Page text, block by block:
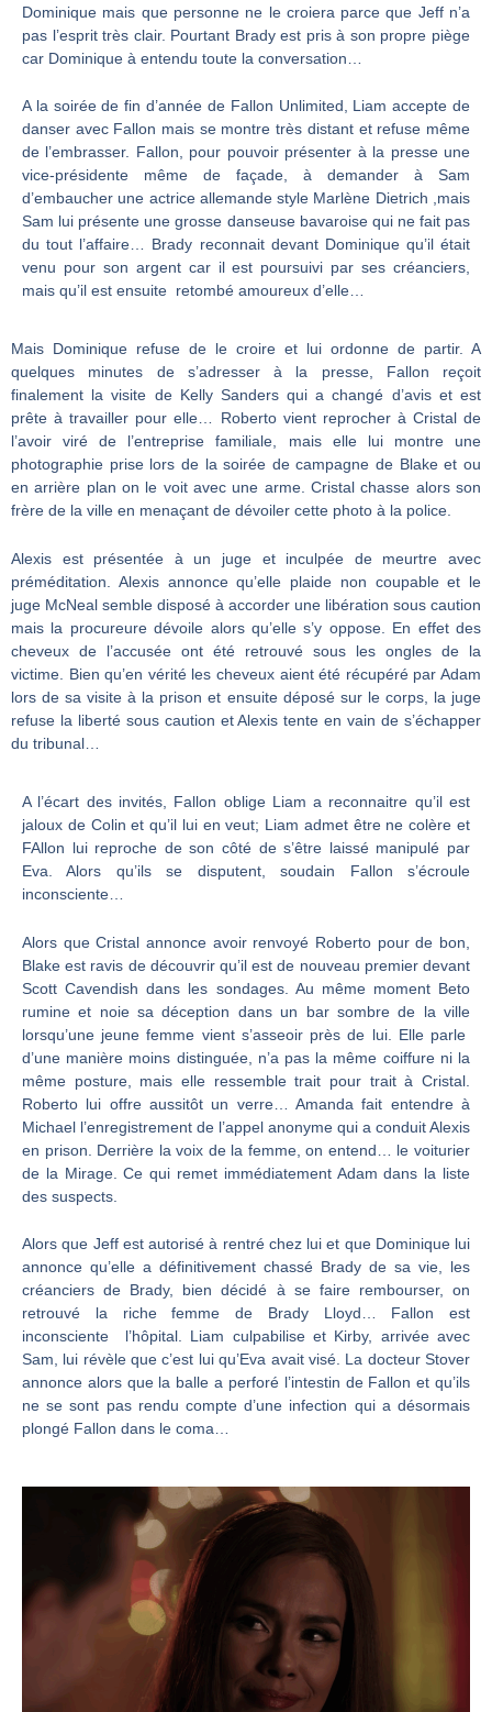
Dominique mais que personne ne le croiera parce que Jeff n’a
pas l’esprit très clair. Pourtant Brady est pris à son propre piège
car Dominique à entendu toute la conversation…
A la soirée de fin d’année de Fallon Unlimited, Liam accepte de
danser avec Fallon mais se montre très distant et refuse même
de l’embrasser. Fallon, pour pouvoir présenter à la presse une
vice-présidente même de façade, à demander à Sam
d’embaucher une actrice allemande style Marlène Dietrich ,mais
Sam lui présente une grosse danseuse bavaroise qui ne fait pas
du tout l’affaire… Brady reconnait devant Dominique qu’il était
venu pour son argent car il est poursuivi par ses créanciers,
mais qu’il est ensuite retombé amoureux d’elle…
Mais Dominique refuse de le croire et lui ordonne de partir. A
quelques minutes de s’adresser à la presse, Fallon reçoit
finalement la visite de Kelly Sanders qui a changé d’avis et est
prête à travailler pour elle… Roberto vient reprocher à Cristal de
l’avoir viré de l’entreprise familiale, mais elle lui montre une
photographie prise lors de la soirée de campagne de Blake et ou
en arrière plan on le voit avec une arme. Cristal chasse alors son
frère de la ville en menaçant de dévoiler cette photo à la police.
Alexis est présentée à un juge et inculpée de meurtre avec
préméditation. Alexis annonce qu’elle plaide non coupable et le
juge McNeal semble disposé à accorder une libération sous caution
mais la procureure dévoile alors qu’elle s’y oppose. En effet des
cheveux de l’accusée ont été retrouvé sous les ongles de la
victime. Bien qu’en vérité les cheveux aient été récupéré par Adam
lors de sa visite à la prison et ensuite déposé sur le corps, la juge
refuse la liberté sous caution et Alexis tente en vain de s’échapper
du tribunal…
A l’écart des invités, Fallon oblige Liam a reconnaitre qu’il est
jaloux de Colin et qu’il lui en veut; Liam admet être ne colère et
FAllon lui reproche de son côté de s’être laissé manipulé par
Eva. Alors qu’ils se disputent, soudain Fallon s’écroule
inconsciente…
Alors que Cristal annonce avoir renvoyé Roberto pour de bon,
Blake est ravis de découvrir qu’il est de nouveau premier devant
Scott Cavendish dans les sondages. Au même moment Beto
rumine et noie sa déception dans un bar sombre de la ville
lorsqu’une jeune femme vient s’asseoir près de lui. Elle parle
d’une manière moins distinguée, n’a pas la même coiffure ni la
même posture, mais elle ressemble trait pour trait à Cristal.
Roberto lui offre aussitôt un verre… Amanda fait entendre à
Michael l’enregistrement de l’appel anonyme qui a conduit Alexis
en prison. Derrière la voix de la femme, on entend… le voiturier
de la Mirage. Ce qui remet immédiatement Adam dans la liste
des suspects.
Alors que Jeff est autorisé à rentré chez lui et que Dominique lui
annonce qu’elle a définitivement chassé Brady de sa vie, les
créanciers de Brady, bien décidé à se faire rembourser, on
retrouvé la riche femme de Brady Lloyd… Fallon est
inconsciente l’hôpital. Liam culpabilise et Kirby, arrivée avec
Sam, lui révèle que c’est lui qu’Eva avait visé. La docteur Stover
annonce alors que la balle a perforé l’intestin de Fallon et qu’ils
ne se sont pas rendu compte d’une infection qui a désormais
plongé Fallon dans le coma…